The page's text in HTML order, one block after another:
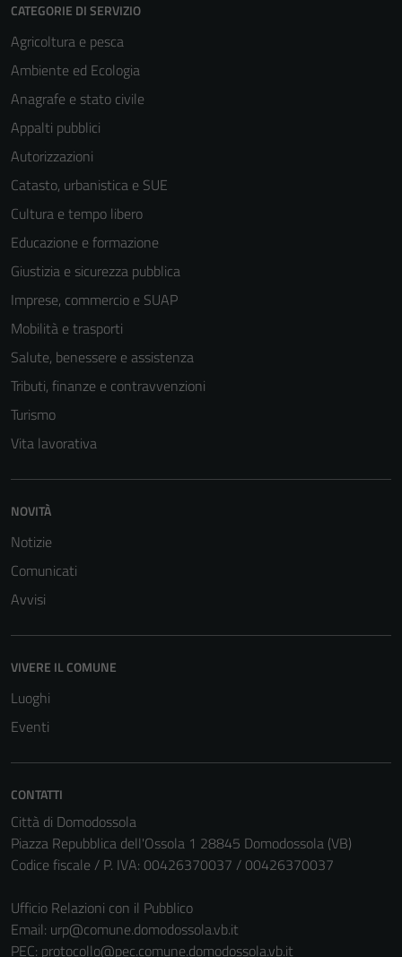
CATEGORIE DI SERVIZIO
Agricoltura e pesca
Ambiente ed Ecologia
Anagrafe e stato civile
Appalti pubblici
Autorizzazioni
Catasto, urbanistica e SUE
Cultura e tempo libero
Educazione e formazione
Giustizia e sicurezza pubblica
Imprese, commercio e SUAP
Mobilità e trasporti
Salute, benessere e assistenza
Tributi, finanze e contravvenzioni
Turismo
Vita lavorativa
NOVITÀ
Notizie
Comunicati
Avvisi
VIVERE IL COMUNE
Luoghi
Eventi
CONTATTI
Città di Domodossola
Piazza Repubblica dell'Ossola 1 28845 Domodossola (VB)
Codice fiscale / P. IVA: 00426370037 / 00426370037
Ufficio Relazioni con il Pubblico
Email: urp@comune.domodossola.vb.it
PEC: protocollo@pec.comune.domodossola.vb.it